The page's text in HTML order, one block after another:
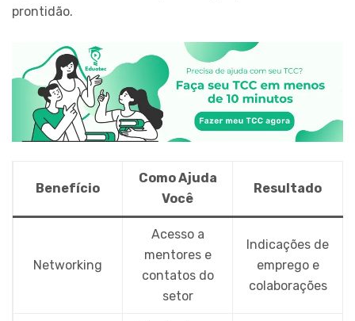
prontidão.
Benefício
Como Ajuda
Você
Resultado
Networking
Acesso a
mentores e
contatos do
setor
Indicações de
emprego e
colaborações